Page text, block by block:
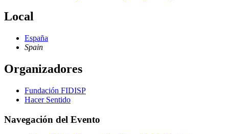
Local
España
Spain
Organizadores
Fundación FIDISP
Hacer Sentido
Navegación del Evento